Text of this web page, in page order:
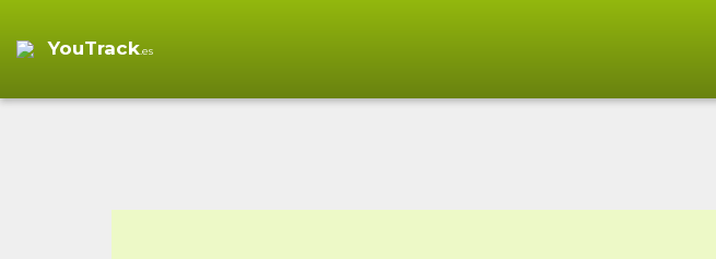
YouTrack.es